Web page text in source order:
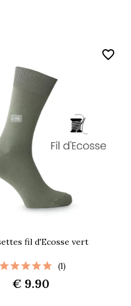
favorite_border
fil d'Ecosse vert
(1)
€ 9.90